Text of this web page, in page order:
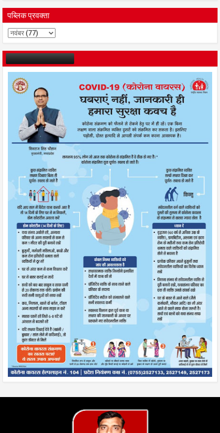
पब्लिक प्रवक्ता